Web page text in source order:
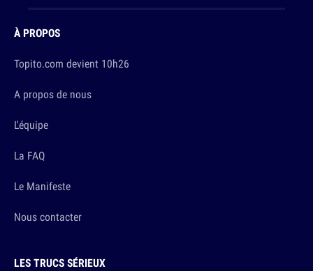
À PROPOS
Topito.com devient 10h26
A propos de nous
L'équipe
La FAQ
Le Manifeste
Nous contacter
LES TRUCS SÉRIEUX